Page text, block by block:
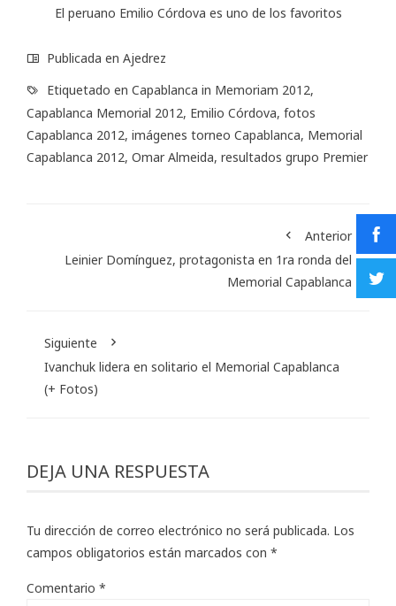
El peruano Emilio Córdova es uno de los favoritos
Publicada en Ajedrez
Etiquetado en Capablanca in Memoriam 2012,
Capablanca Memorial 2012, Emilio Córdova, fotos
Capablanca 2012, imágenes torneo Capablanca, Memorial
Capablanca 2012, Omar Almeida, resultados grupo Premier
Anterior
Leinier Domínguez, protagonista en 1ra ronda del
Memorial Capablanca
Siguiente
Ivanchuk lidera en solitario el Memorial Capablanca
(+ Fotos)
DEJA UNA RESPUESTA
Tu dirección de correo electrónico no será publicada. Los
campos obligatorios están marcados con *
Comentario *